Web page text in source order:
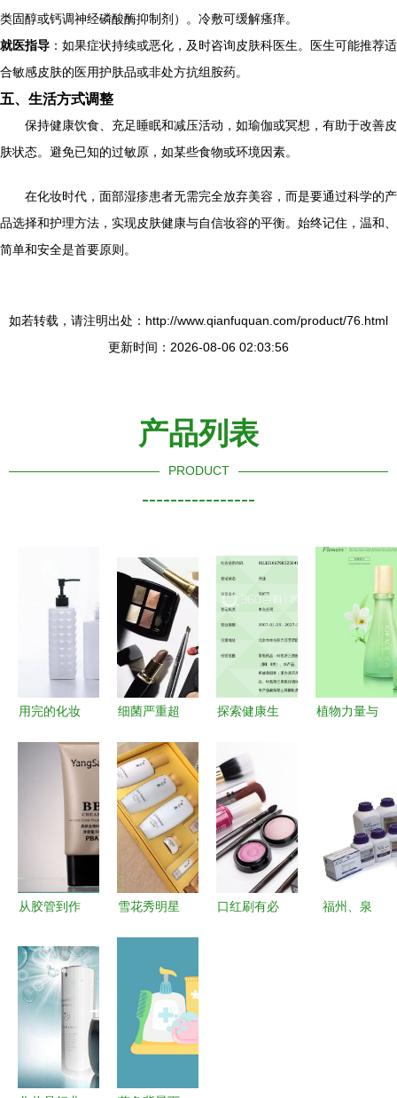
类固醇或钙调神经磷酸酶抑制剂）。冷敷可缓解瘙痒。
就医指导 ：如果症状持续或恶化，及时咨询皮肤科医生。医生可能推荐适
合敏感皮肤的医用护肤品或非处方抗组胺药。
五、生活方式调整
保持健康饮食、充足睡眠和减压活动，如瑜伽或冥想，有助于改善皮
肤状态。避免已知的过敏原，如某些食物或环境因素。
在化妆时代，面部湿疹患者无需完全放弃美容，而是要通过科学的产
品选择和护理方法，实现皮肤健康与自信妆容的平衡。始终记住，温和、
简单和安全是首要原则。
如若转载，请注明出处：http://www.qianfuquan.com/product/76.html
更新时间：2026-08-06 02:03:56
产品列表
PRODUCT
----------------
用完的化妆
扔，几步改
造就能在卫
生间配出新
细菌严重超
看哪些韩国
化妆品碰不
得
探索健康生
和保兴大药
房的化妆品
与卫生用品
零售之道
植物力量与
布的植物护
肤包装设计
赏析
从胶管到作
修图练习的
进阶指南
雪花秀明星
韩方护肤之
美
口红刷有必
福州、泉